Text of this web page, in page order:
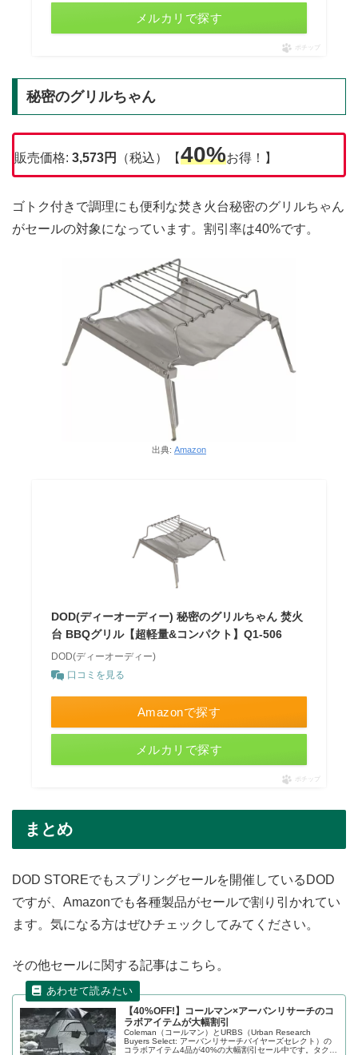
メルカリで探す
ポチップ
秘密のグリルちゃん
販売価格: 3,573円 （税込）【40%お得！】
ゴトク付きで調理にも便利な焚き火台秘密のグリルちゃん
がセールの対象になっています。割引率は40%です。
出典: Amazon
DOD(ディーオーディー) 秘密のグリルちゃん 焚火
台 BBQグリル【超軽量&コンパクト】Q1-506
DOD(ディーオーディー)
口コミを見る
Amazonで探す
メルカリで探す
ポチップ
まとめ
DOD STOREでもスプリングセールを開催しているDOD
ですが、Amazonでも各種製品がセールで割り引かれてい
ます。気になる方はぜひチェックしてみてください。
その他セールに関する記事はこちら。
【40%OFF!】コールマン×アーバンリサーチのコ
ラボアイテムが大幅割引
Coleman（コールマン）とURBS（Urban Research
Buyers Select: アーバンリサーチバイヤーズセレクト）の
コラボアイテム4品が40%の大幅割引セール中です。タクテ